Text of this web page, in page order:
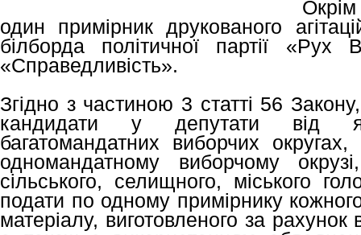
один примірник друкованого
білборда політичної партії «Рух
«Справедливість».
Згідно з частиною 3 статті 56
кандидати у депутати від
багатомандатних виборчих
одномандатному виборчому
сільського, селищного, міського
подати по одному примірнику кожного
матеріалу, виготовленого за